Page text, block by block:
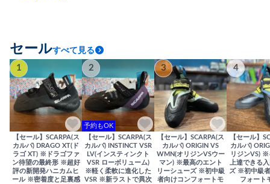
セールすべて見る
1
【セール】SCARPA(ス
カルパ) DRAGO XT(ド
ラゴ XT) ※ドラゴファ
ン待望の最終形 ※超好
評の新開発ハニカムヒ
ール ※密着度と足裏感
2
予約もOK
【セール】SCARPA(ス
カルパ) INSTINCT VSR
LV(インスティンクト
VSR ローボリューム)
※軽く柔軟に進化した
VSR ※新ラストで異次
3
【セール】SCARPA(ス
カルパ) ORIGIN VS
WMN(オリジンVSウー
マン) ※最高のエント
リーシューズ ※初中級
者向けコンフォートモ
4
【セール】
カルパ)
リジンVS) ※
上達できる
ズ ※初中級
フォート